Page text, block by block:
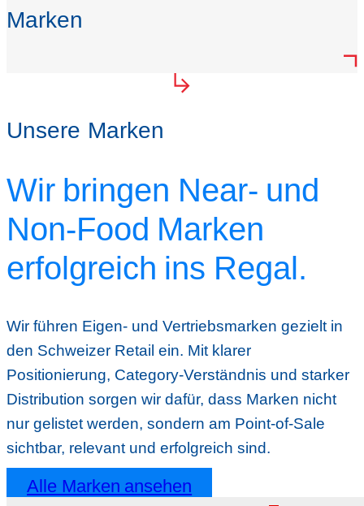
Marken
Unsere Marken
Wir bringen Near- und
Non-Food Marken
erfolgreich ins Regal.
Wir führen Eigen- und Vertriebsmarken gezielt in
den Schweizer Retail ein. Mit klarer
Positionierung, Category-Verständnis und starker
Distribution sorgen wir dafür, dass Marken nicht
nur gelistet werden, sondern am Point-of-Sale
sichtbar, relevant und erfolgreich sind.
Alle Marken ansehen